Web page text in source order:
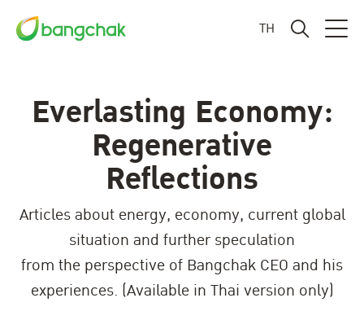
TH
Everlasting Economy:
Regenerative
Reflections
Articles about energy, economy, current global
situation and further speculation
from the perspective of Bangchak CEO and his
experiences. (Available in Thai version only)